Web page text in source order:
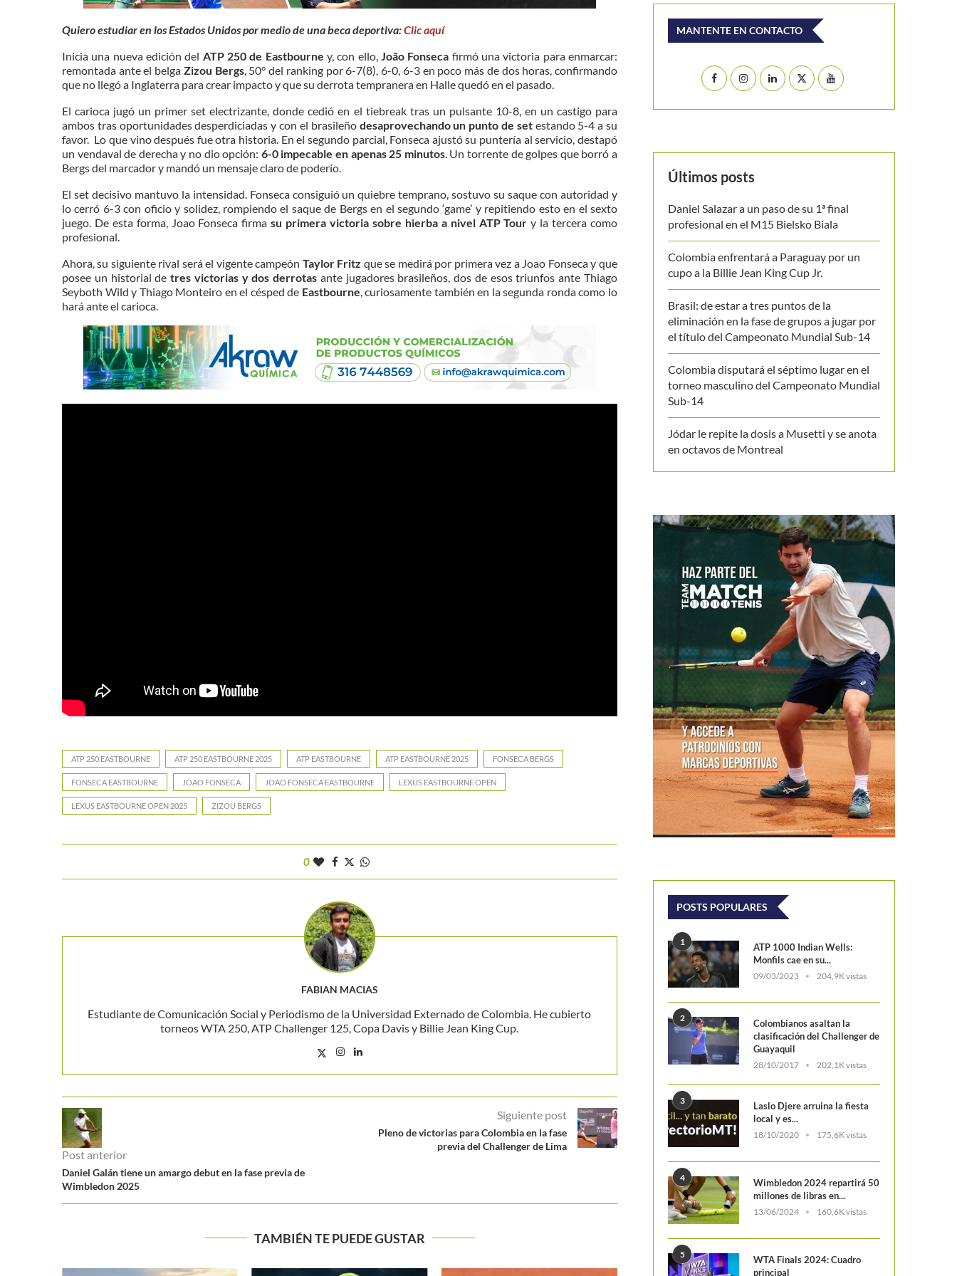
Quiero estudiar en los Estados Unidos por medio de una beca deportiva:Clic aquí
Inicia una nueva edición del ATP 250 de Eastbourne y, con ello, João Fonseca firmó una victoria para enmarcar:
remontada ante el belga Zizou Bergs, 50° del ranking por 6-7(8), 6-0, 6-3 en poco más de dos horas, confirmando
que no llegó a Inglaterra para crear impacto y que su derrota tempranera en Halle quedó en el pasado.
El carioca jugó un primer set electrizante, donde cedió en el tiebreak tras un pulsante 10-8, en un castigo para
ambos tras oportunidades desperdiciadas y con el brasileño desaprovechando un punto de setestando 5-4 a su
favor. Lo que vino después fue otra historia. En el segundo parcial, Fonseca ajustó su puntería al servicio, destapó
un vendaval de derecha y no dio opción: 6-0 impecable en apenas 25 minutos. Un torrente de golpes que borró a
Bergs del marcador y mandó un mensaje claro de poderío.
El set decisivo mantuvo la intensidad. Fonseca consiguió un quiebre temprano, sostuvo su saque con autoridad y
lo cerró 6-3 con oficio y solidez, rompiendo el saque de Bergs en el segundo ‘game’ y repitiendo esto en el sexto
juego. De esta forma, Joao Fonseca firmasu primera victoria sobre hierba a nivel ATP Tour y la tercera como
profesional.
Ahora, su siguiente rival será el vigente campeón Taylor Fritz que se medirá por primera vez a Joao Fonseca y que
posee un historial detres victorias y dos derrotas ante jugadores brasileños, dos de esos triunfos ante Thiago
Seyboth Wild y Thiago Monteiro en el césped de Eastbourne , curiosamente también en la segunda ronda como lo
hará ante el carioca.
ATP 250 EASTBOURNE ATP 250 EASTBOURNE 2025 ATP EASTBOURNE ATP EASTBOURNE 2025 FONSECA BERGS
FONSECA EASTBOURNE JOAO FONSECA JOAO FONSECA EASTBOURNE LEXUS EASTBOURNE OPEN
LEXUS EASTBOURNE OPEN 2025 ZIZOU BERGS
0
FABIAN MACIAS
Estudiante de Comunicación Social y Periodismo de la Universidad Externado de Colombia. He cubierto
torneos WTA 250, ATP Challenger 125, Copa Davis y Billie Jean King Cup.
Post anterior
Daniel Galán tiene un amargo debut en la fase previa de
Wimbledon 2025
Siguiente post
Pleno de victorias para Colombia en la fase
previa del Challenger de Lima
TAMBIÉN TE PUEDE GUSTAR
MANTENTE EN CONTACTO
Últimos posts
Daniel Salazar a un paso de su 1ª final
profesional en el M15 Bielsko Biala
Colombia enfrentará a Paraguay por un
cupo a la Billie Jean King Cup Jr.
Brasil: de estar a tres puntos de la
eliminación en la fase de grupos a jugar por
el título del Campeonato Mundial Sub-14
Colombia disputará el séptimo lugar en el
torneo masculino del Campeonato Mundial
Sub-14
Jódar le repite la dosis a Musetti y se anota
en octavos de Montreal
POSTS POPULARES
1
ATP 1000 Indian Wells:
Monfils cae en su...
09/03/2023 204,9K vistas
2
Colombianos asaltan la
clasificación del Challenger de
Guayaquil
28/10/2017 202,1K vistas
3
Laslo Djere arruina la fiesta
local y es...
18/10/2020 175,6K vistas
4
Wimbledon 2024 repartirá 50
millones de libras en...
13/06/2024 160,6K vistas
5
WTA Finals 2024: Cuadro
principal